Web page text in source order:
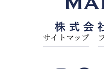
サイトマップ